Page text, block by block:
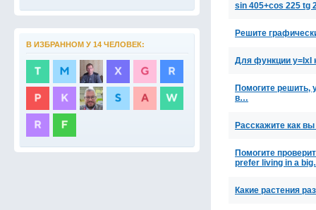
В ИЗБРАННОМ У 14 ЧЕЛОВЕК:
sin 405+cos 225 tg
Решите
Для функции у=IxI
Помогите решить,
в…
Расскажите как
Помогите
prefer living in a
Какие растения